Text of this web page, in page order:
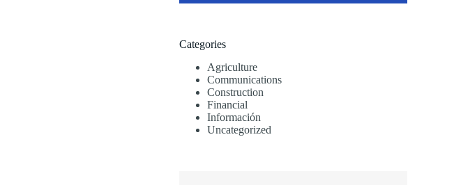
Categories
Agriculture
Communications
Construction
Financial
Información
Uncategorized